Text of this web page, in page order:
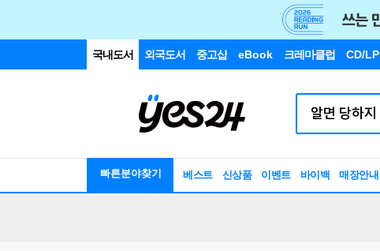
국내도서 외국도서 중고샵 eBook 크레마클럽 CD/LP
빠른분야찾기 베스트 신상품 이벤트 바이백 매장안내